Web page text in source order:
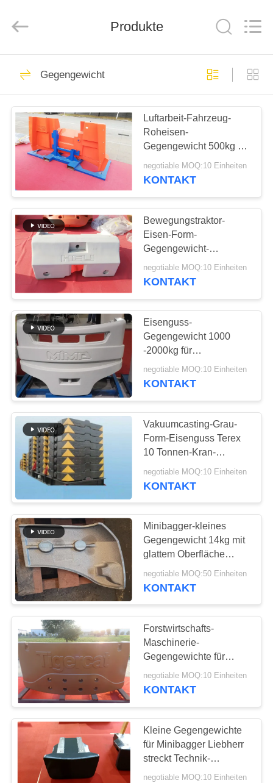
HAUS
PRODUKTE
ÜBER
UNS
FABRIK-
AUSFLUG
QUALITÄTSKONTROLLE
TRETEN
SIE
MIT
UNS
IN
VERBINDUNG
NACHRICHTEN
FORDERN
SIE
EIN
ZITAT
SITEMAP
PRIVACY
POLICY
Rights
by
Gussteile
Graue Eisengüsse
23
Fluglageanzeiger-
Castings
Gegengewicht
Gabelstapler-Teile
30
Produkte
Gegengewicht
Luftarbeit-Fahrzeug-
Roheisen-
Gegengewicht 500kg -
Gewicht 15000kg für
Industrie
negotiable MOQ:10 Einheiten
KONTAKT
Bewegungstraktor-
Eisen-Form-
Gegengewicht-
Kompaktbauweise
Soem-Service ISO9001
negotiable MOQ:10 Einheiten
KONTAKT
Eisenguss-
Gegengewicht 1000
-2000kg für
Forstwirtschafts-Bahn-
Erntemaschinen
negotiable MOQ:10 Einheiten
KONTAKT
Vakuumcasting-Grau-
Form-Eisenguss Terex
10 Tonnen-Kran-
Gegengewicht
negotiable MOQ:10 Einheiten
KONTAKT
Minibagger-kleines
Gegengewicht 14kg mit
glattem Oberfläche
Soem-Service verfügbar
negotiable MOQ:50 Einheiten
KONTAKT
Forstwirtschafts-
Maschinerie-
Gegengewichte für
Tigercat-Technik-
Fahrzeug
negotiable MOQ:10 Einheiten
KONTAKT
Kleine Gegengewichte
für Minibagger Liebherr
streckt Technik-
Fahrzeug
negotiable MOQ:10 Einheiten